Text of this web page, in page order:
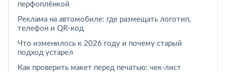
перфоплёнкой
Реклама на автомобиле: где размещать логотип,
телефон и QR-код
Что изменилось к 2026 году и почему старый
подход устарел
Как проверить макет перед печатью: чек-лист